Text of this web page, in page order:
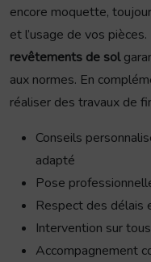
encore moquette,
et l’usage de vos
revêtements de sol
aux normes. En
réaliser des travaux de
Conseils
adapté
Pose
Respect des délais
Intervention sur
Accompagnement